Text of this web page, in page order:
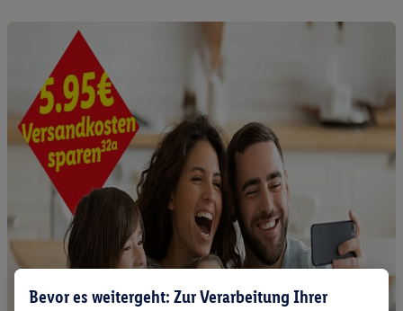
Bevor es weitergeht: Zur Verarbeitung Ihrer